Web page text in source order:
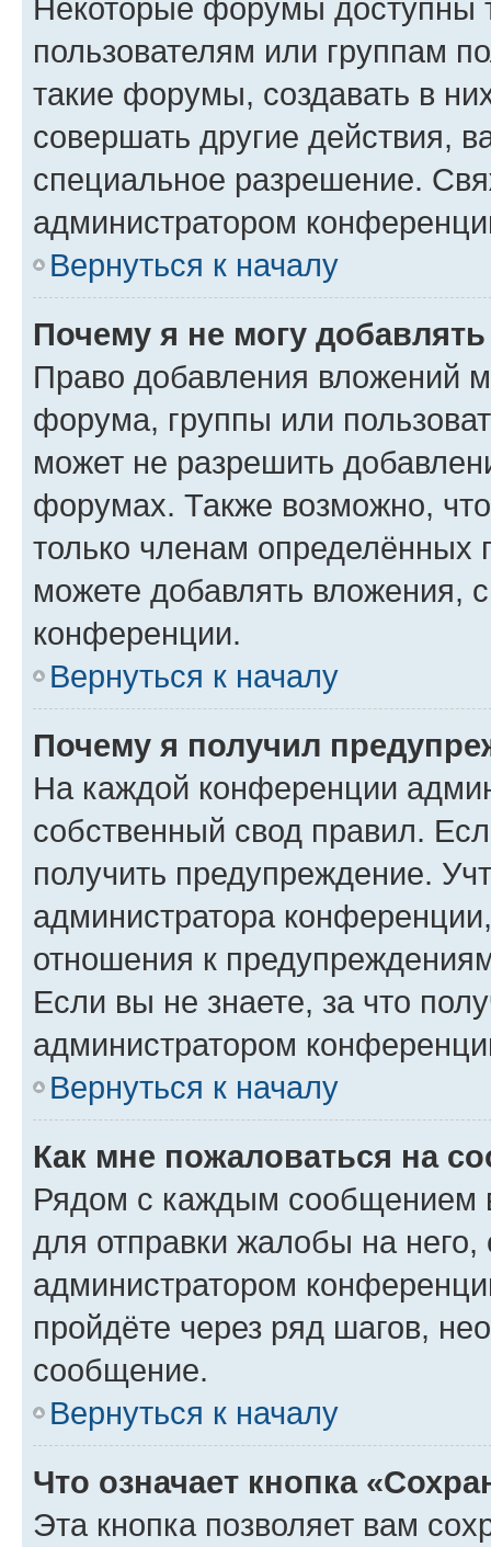
Некоторые форумы доступны
пользователям или группам
такие форумы, создавать в
совершать другие действия,
специальное разрешение.
администратором
Вернуться к началу
Почему я не могу
Право добавления вложений
форума, группы или
может не разрешить
форумах. Также возможно,
только членам определённых
можете добавлять вложения,
конференции.
Вернуться к началу
Почему я получил
На каждой конференции
собственный свод правил.
получить предупреждение.
администратора
отношения к
Если вы не знаете, за что
администратором
Вернуться к началу
Как мне пожаловаться на
Рядом с каждым сообщением
для отправки жалобы на
администратором
пройдёте через ряд шагов,
сообщение.
Вернуться к началу
Что означает кнопка
Эта кнопка позволяет вам